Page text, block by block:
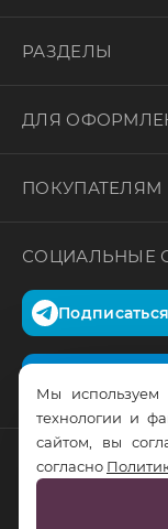
РАЗДЕЛЫ
ДЛЯ
ПОКУПАТЕЛЯМ
СОЦИАЛЬНЫЕ
© RusTrus. 2011-
Мы используем
технологии и
сайтом, вы
согласно